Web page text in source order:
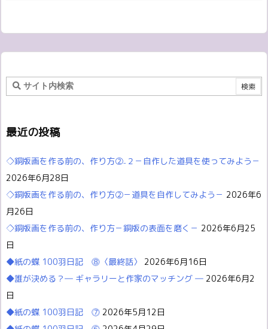
最近の投稿
◇銅版画を作る前の、作り方②₋２－自作した道具を使ってみよう－
2026年6月28日
◇銅版画を作る前の、作り方②－道具を自作してみよう－ 2026年6
月26日
◇銅版画を作る前の、作り方－銅版の表面を磨く－ 2026年6月25
日
◆紙の蝶 100羽日記 ⓼〈最終話〉
2026年6月16日
◆誰が決める？― ギャラリーと作家のマッチング ― 2026年6月2
日
◆紙の蝶 100羽日記 ⓻ 2026年5月12日